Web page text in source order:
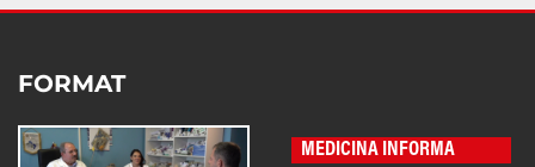
FORMAT
MEDICINA INFORMA